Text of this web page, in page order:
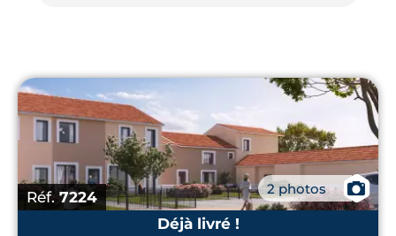
Réf. 7224 2 photos
📷
Déjà livré !